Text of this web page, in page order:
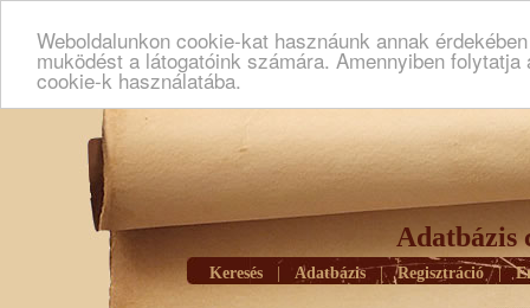
Weboldalunkon cookie-kat hasznáunk annak
muködést a látogatóink számára. Amennyiben
cookie-k használatába.
Adatbázis
Keresés Adatbázis | Regisztráció |